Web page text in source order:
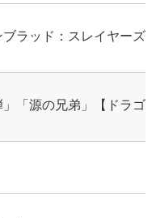
ラッド：スレイヤーズ
「源の兄弟」【ドラゴ